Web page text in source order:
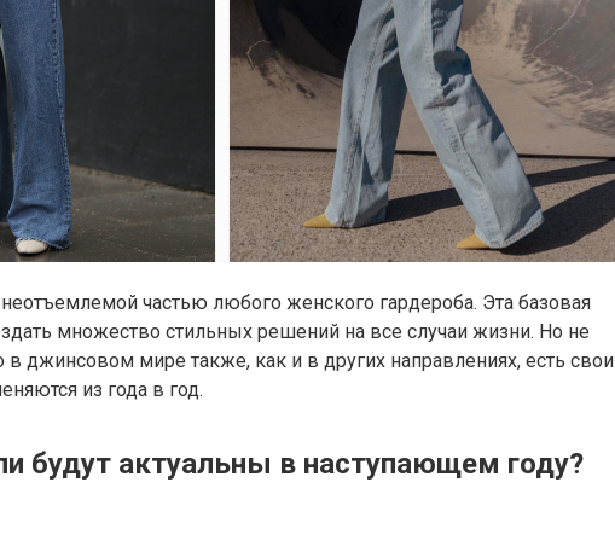
частью любого женского гардероба. Эта базовая
множество стильных решений на все случаи жизни. Но не
в джинсовом мире также, как и в других направлениях, есть свои
из года в год.
будут актуальны в наступающем году?